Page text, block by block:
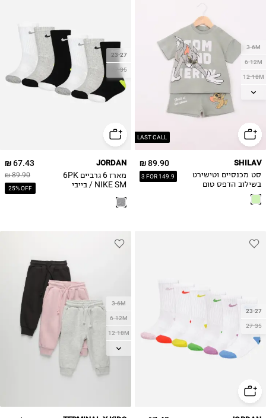
LAST CALL
3-6M
6-12M
12-18M
18-24M
4Y
5Y
6Y
89.90 ₪
3 FOR 149.9
SHILAV
סט מכנסיים וטישירט
בשילוב הדפס טום
וגרי
23-27
27-35
67.43 ₪
89.90 ₪
25% OFF
JORDAN
מארז 6 גרביים 6PK
NIKE SM / בייבי
23-27
27-35
3-6M
6-12M
12-18M
18-24M
5Y